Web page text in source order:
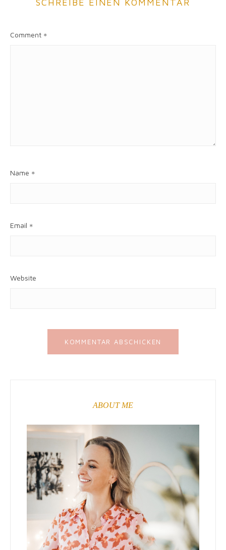
Comment *
Name *
Email *
Website
ABOUT ME